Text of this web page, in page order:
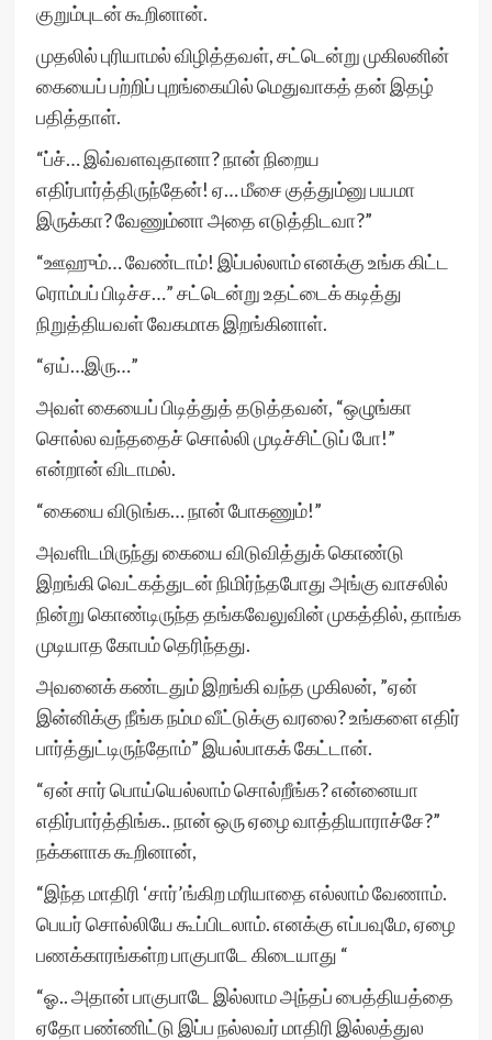
குறும்புடன் கூறினான்.
முதலில் புரியாமல் விழித்தவள், சட்டென்று முகிலனின்
கையைப் பற்றிப் புறங்கையில் மெதுவாகத் தன் இதழ்
பதித்தாள்.
“ப்ச்… இவ்வளவுதானா? நான் நிறைய
எதிர்பார்த்திருந்தேன்! ஏ… மீசை குத்தும்னு பயமா
இருக்கா? வேணும்னா அதை எடுத்திடவா?”
“ஊஹும்… வேண்டாம்! இப்பல்லாம் எனக்கு உங்க கிட்ட
ரொம்பப் பிடிச்ச…” சட்டென்று உதட்டைக் கடித்து
நிறுத்தியவள் வேகமாக இறங்கினாள்.
“ஏய்…இரு…”
அவள் கையைப் பிடித்துத் தடுத்தவன், “ஒழுங்கா
சொல்ல வந்ததைச் சொல்லி முடிச்சிட்டுப் போ!”
என்றான் விடாமல்.
“கையை விடுங்க… நான் போகணும்!”
அவளிடமிருந்து கையை விடுவித்துக் கொண்டு
இறங்கி வெட்கத்துடன் நிமிர்ந்தபோது அங்கு வாசலில்
நின்று கொண்டிருந்த தங்கவேலுவின் முகத்தில், தாங்க
முடியாத கோபம் தெரிந்தது.
அவனைக் கண்டதும் இறங்கி வந்த முகிலன், ”ஏன்
இன்னிக்கு நீங்க நம்ம வீட்டுக்கு வரலை? உங்களை எதிர்
பார்த்துட்டிருந்தோம்” இயல்பாகக் கேட்டான்.
“ஏன் சார் பொய்யெல்லாம் சொல்றீங்க? என்னையா
எதிர்பார்த்திங்க.. நான் ஒரு ஏழை வாத்தியாராச்சே?”
நக்களாக கூறினான்,
“இந்த மாதிரி ‘சார்’ங்கிற மரியாதை எல்லாம் வேணாம்.
பெயர் சொல்லியே கூப்பிடலாம். எனக்கு எப்பவுமே, ஏழை
பணக்காரங்கள்ற பாகுபாடே கிடையாது “
“ஓ.. அதான் பாகுபாடே இல்லாம அந்தப் பைத்தியத்தை
ஏதோ பண்ணிட்டு இப்ப நல்லவர் மாதிரி இல்லத்துல